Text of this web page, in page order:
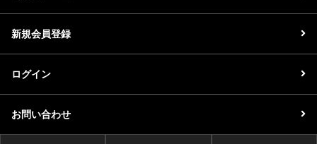
新規会員登録
ログイン
お問い合わせ